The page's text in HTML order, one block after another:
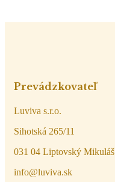
Prevádzkovateľ
Luviva s.r.o.
Sihotská 265/11
031 04 Liptovský Mikuláš
info@luviva.sk